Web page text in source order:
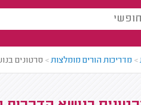
> מדריכות הורים מומלצות> סרטונים